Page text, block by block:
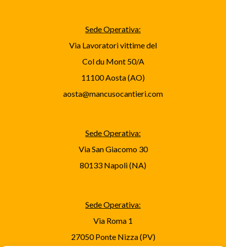
Sede Operativa:
Via Lavoratori vittime del
Col du Mont 50/A
11100 Aosta (AO)
aosta@mancusocantieri.com
Sede Operativa:
Via San Giacomo 30
80133 Napoli (NA)
Sede Operativa:
Via Roma 1
27050 Ponte Nizza (PV)